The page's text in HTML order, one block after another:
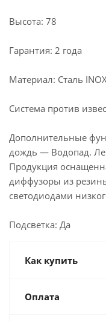
Высота: 78
Гарантия: 2 года
Материал: Сталь
Система против
Дополнительные
дождь — Водопад.
Продукция
диффузоры из
светодиодами
Подсветка: Да
Как купить
Оплата